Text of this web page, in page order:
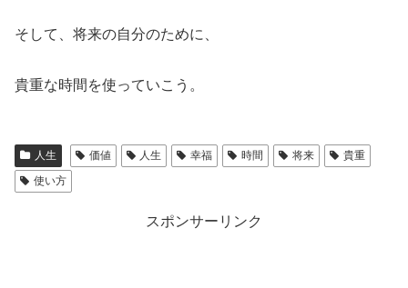
そして、将来の自分のために、
貴重な時間を使っていこう。
人生 価値 人生 幸福 時間 将来
貴重
使い方
スポンサーリンク